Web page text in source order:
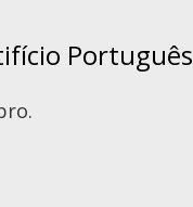
Português